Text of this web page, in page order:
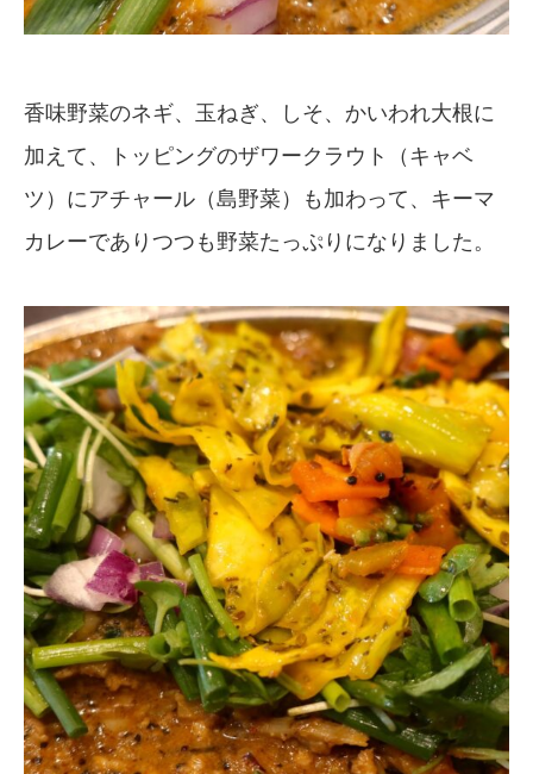
香味野菜のネギ、玉ねぎ、しそ、かいわれ大根に
加えて、トッピングのザワークラウト（キャベ
ツ）にアチャール（島野菜）も加わって、キーマ
カレーでありつつも野菜たっぷりになりました。